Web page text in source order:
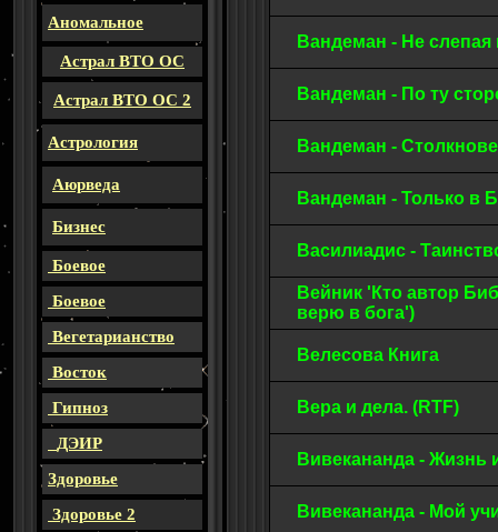
Аномальное
Астрал ВТО ОС
Астрал ВТО ОС 2
Астрология
Аюрведа
Бизнес
Боевое
Боевое
Вегетарианство
Восток
Гипноз
ДЭИР
Здоровье
Здоровье 2
Вандеман - Не
Вандеман - По ту
Вандеман -
Вандеман - Только в
Василиадис -
Вейник 'Кто автор
верю в бога')
Велесова Книга
Вера и дела. (RTF)
Вивекананда - Жизнь
Вивекананда - Мой